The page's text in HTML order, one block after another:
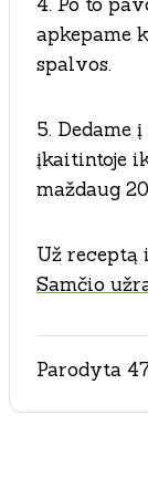
apkepame
spalvos.
5. Dedame
įkaitintoje
maždaug
Už receptą
Samčio
Parodyta